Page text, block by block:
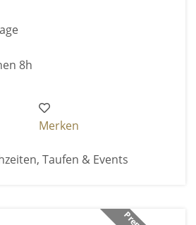
8h
Merken
Taufen & Events